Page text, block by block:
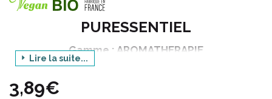
PURESSENTIEL
Gamme : AROMATHERAPIE
Déclinaison : BIO
Produit : HUILE ESSENTIELLE EUCALYPTUS
Lire la suite...
3,89€